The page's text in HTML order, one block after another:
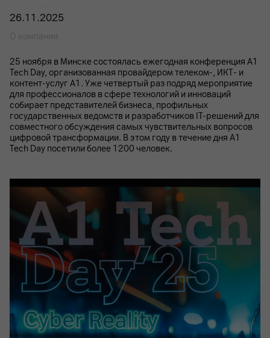
26.11.2025
25 ноября в Минске состоялась ежегодная конференция A1
Tech Day, организованная провайдером телеком-, ИКТ- и
контент-услуг А1. Уже четвертый раз подряд мероприятие
для профессионалов в сфере технологий и инноваций
собирает представителей бизнеса, профильных
государственных ведомств и разработчиков IT-решений для
совместного обсуждения самых чувствительных вопросов
цифровой трансформации. В этом году в течение дня A1
Tech Day посетили более 1200 человек.